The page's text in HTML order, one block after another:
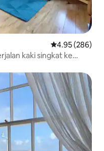
Penarafan
4.95 (286)
kaki singkat ke